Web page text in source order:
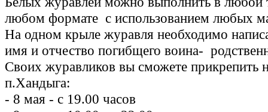
любом формате с использованием любых
На одном крыле журавля необходимо
имя и отчество погибщего воина-
Своих журавликов вы сможете прикрепить
п.Хандыга:
- 8 мая - с 19.00 часов